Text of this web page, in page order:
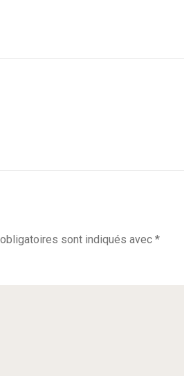
sont indiqués avec *